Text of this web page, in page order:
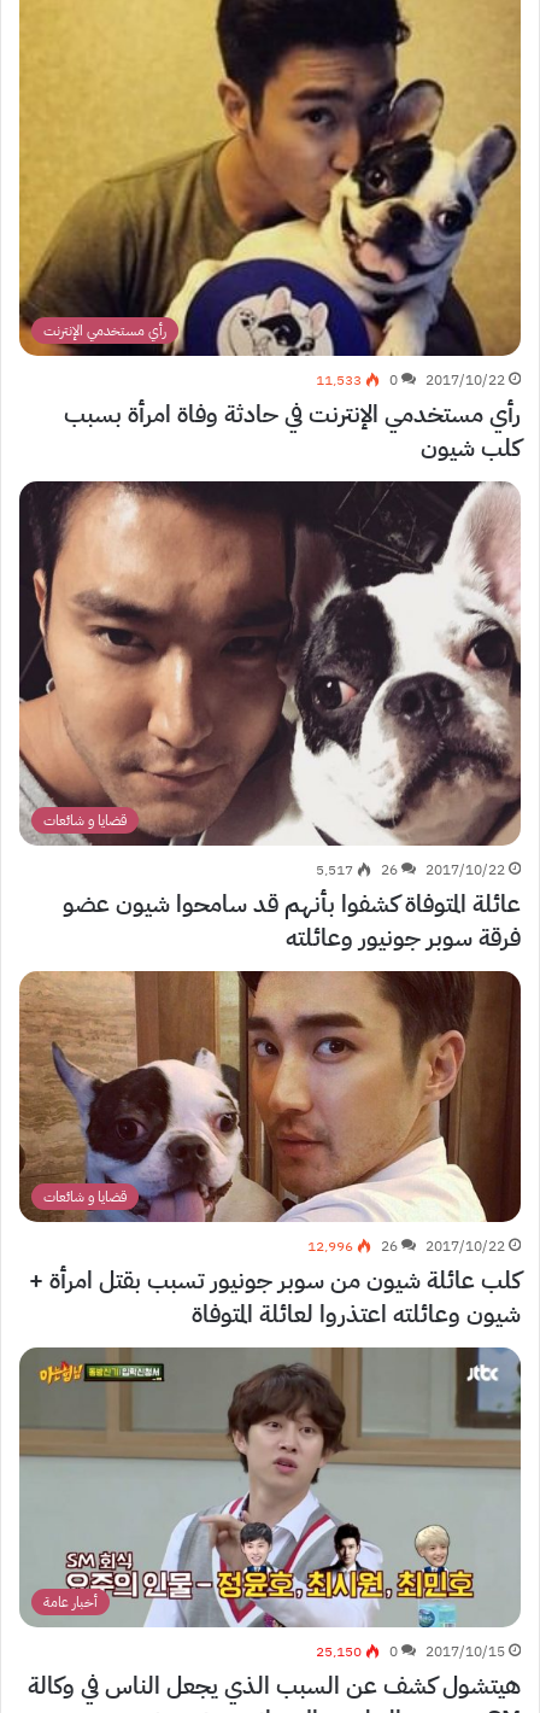
رأي مستخدمي الإنترنت
2017/10/22
0 11٬533
رأي مستخدمي الإنترنت في حادثة وفاة امرأة بسبب
كلب شيون
قضايا و شائعات
2017/10/22
26 5٬517
عائلة المتوفاة كشفوا بأنهم قد سامحوا شيون عضو
فرقة سوبر جونيور وعائلته
قضايا و شائعات
2017/10/22
26 12٬996
كلب عائلة شيون من سوبر جونيور تسبب بقتل امرأة +
شيون وعائلته اعتذروا لعائلة المتوفاة
أخبار عامة
2017/10/15
0 25٬150
هيتشول كشف عن السبب الذي يجعل الناس في وكالة